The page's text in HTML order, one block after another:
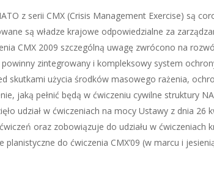
z serii CMX (Crisis Management Exercise) są
są władze krajowe odpowiedzialne za
CMX 2009 szczególną uwagę zwrócono na
zintegrowany i kompleksowy system
skutkami użycia środków masowego rażenia,
jaką pełnić będą w ćwiczeniu cywilne struktury
udział w ćwiczeniach na mocy Ustawy z dnia
oraz zobowiązuje do udziału w
do ćwiczenia CMX’09 (w marcu i